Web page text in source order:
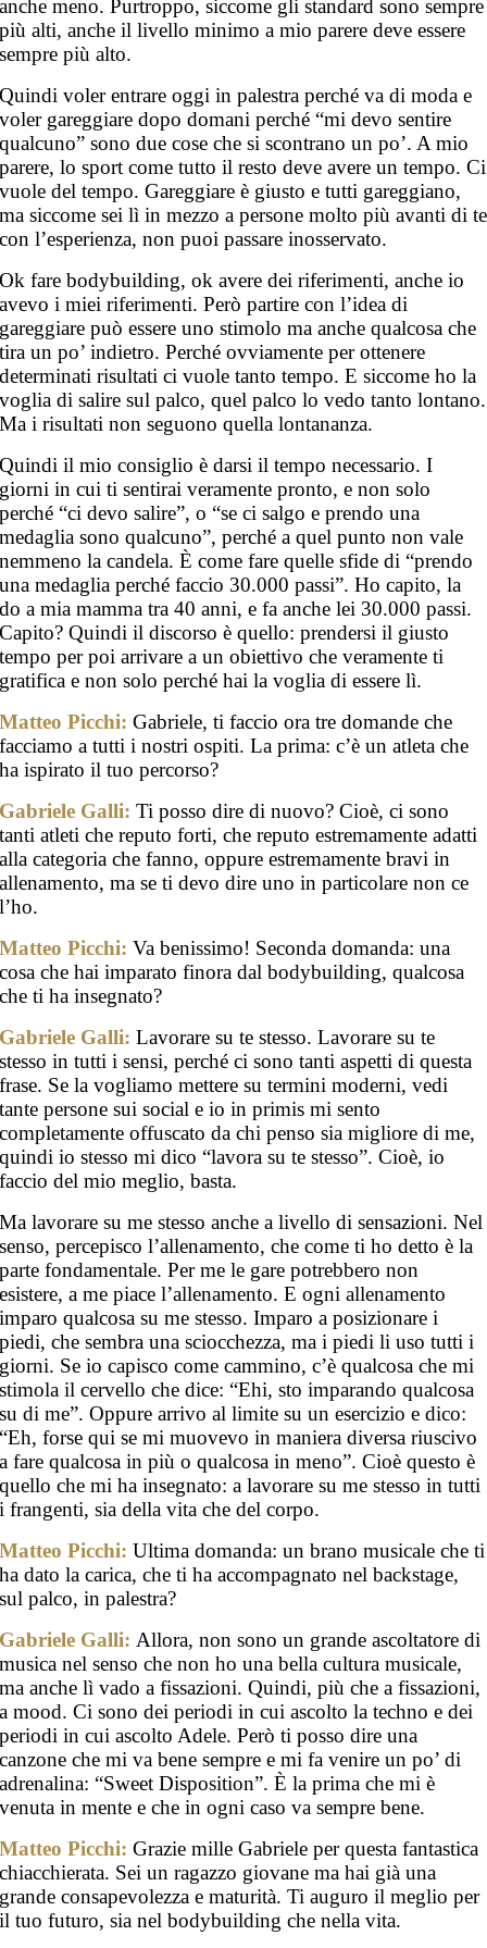
anche meno. Purtroppo, siccome gli standard sono sempre
più alti, anche il livello minimo a mio parere deve essere
sempre più alto.
Quindi voler entrare oggi in palestra perché va di moda e
voler gareggiare dopo domani perché “mi devo sentire
qualcuno” sono due cose che si scontrano un po’. A mio
parere, lo sport come tutto il resto deve avere un tempo. Ci
vuole del tempo. Gareggiare è giusto e tutti gareggiano,
ma siccome sei lì in mezzo a persone molto più avanti di te
con l’esperienza, non puoi passare inosservato.
Ok fare bodybuilding, ok avere dei riferimenti, anche io
avevo i miei riferimenti. Però partire con l’idea di
gareggiare può essere uno stimolo ma anche qualcosa che
tira un po’ indietro. Perché ovviamente per ottenere
determinati risultati ci vuole tanto tempo. E siccome ho la
voglia di salire sul palco, quel palco lo vedo tanto lontano.
Ma i risultati non seguono quella lontananza.
Quindi il mio consiglio è darsi il tempo necessario. I
giorni in cui ti sentirai veramente pronto, e non solo
perché “ci devo salire”, o “se ci salgo e prendo una
medaglia sono qualcuno”, perché a quel punto non vale
nemmeno la candela. È come fare quelle sfide di “prendo
una medaglia perché faccio 30.000 passi”. Ho capito, la
do a mia mamma tra 40 anni, e fa anche lei 30.000 passi.
Capito? Quindi il discorso è quello: prendersi il giusto
tempo per poi arrivare a un obiettivo che veramente ti
gratifica e non solo perché hai la voglia di essere lì.
Matteo Picchi: Gabriele, ti faccio ora tre domande che
facciamo a tutti i nostri ospiti. La prima: c’è un atleta che
ha ispirato il tuo percorso?
Gabriele Galli: Ti posso dire di nuovo? Cioè, ci sono
tanti atleti che reputo forti, che reputo estremamente adatti
alla categoria che fanno, oppure estremamente bravi in
allenamento, ma se ti devo dire uno in particolare non ce
l’ho.
Matteo Picchi: Va benissimo! Seconda domanda: una
cosa che hai imparato finora dal bodybuilding, qualcosa
che ti ha insegnato?
Gabriele Galli: Lavorare su te stesso. Lavorare su te
stesso in tutti i sensi, perché ci sono tanti aspetti di questa
frase. Se la vogliamo mettere su termini moderni, vedi
tante persone sui social e io in primis mi sento
completamente offuscato da chi penso sia migliore di me,
quindi io stesso mi dico “lavora su te stesso”. Cioè, io
faccio del mio meglio, basta.
Ma lavorare su me stesso anche a livello di sensazioni. Nel
senso, percepisco l’allenamento, che come ti ho detto è la
parte fondamentale. Per me le gare potrebbero non
esistere, a me piace l’allenamento. E ogni allenamento
imparo qualcosa su me stesso. Imparo a posizionare i
piedi, che sembra una sciocchezza, ma i piedi li uso tutti i
giorni. Se io capisco come cammino, c’è qualcosa che mi
stimola il cervello che dice: “Ehi, sto imparando qualcosa
su di me”. Oppure arrivo al limite su un esercizio e dico:
“Eh, forse qui se mi muovevo in maniera diversa riuscivo
a fare qualcosa in più o qualcosa in meno”. Cioè questo è
quello che mi ha insegnato: a lavorare su me stesso in tutti
i frangenti, sia della vita che del corpo.
Matteo Picchi: Ultima domanda: un brano musicale che ti
ha dato la carica, che ti ha accompagnato nel backstage,
sul palco, in palestra?
Gabriele Galli: Allora, non sono un grande ascoltatore di
musica nel senso che non ho una bella cultura musicale,
ma anche lì vado a fissazioni. Quindi, più che a fissazioni,
a mood. Ci sono dei periodi in cui ascolto la techno e dei
periodi in cui ascolto Adele. Però ti posso dire una
canzone che mi va bene sempre e mi fa venire un po’ di
adrenalina: “Sweet Disposition”. È la prima che mi è
venuta in mente e che in ogni caso va sempre bene.
Matteo Picchi: Grazie mille Gabriele per questa fantastica
chiacchierata. Sei un ragazzo giovane ma hai già una
grande consapevolezza e maturità. Ti auguro il meglio per
il tuo futuro, sia nel bodybuilding che nella vita.